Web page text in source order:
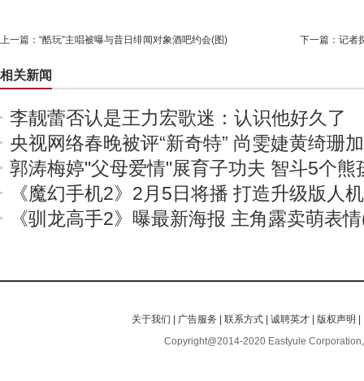
上一篇： “酷玩”主唱被曝与昔日绯闻对象酒吧约会(图) 下一篇： 记者
相关新闻
李靓蕾否认是王力宏歌迷：认识他好久了
央视网络春晚被评“新奇特” 尚雯婕黄绮珊
郭涛梅婷"父母爱情"展育子功夫 智斗5个熊
《魔幻手机2》2月5日将播 打造升级版人
《驯龙高手2》曝最新海报 主角露卖萌表
关于我们 广告服务 |联系方式 |诚聘英才 版权声明
Copyright@2014-2020 Eastyule